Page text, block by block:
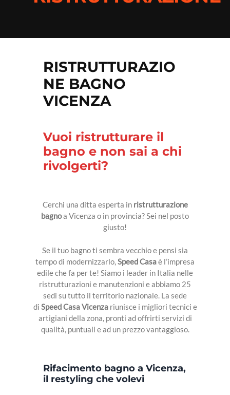
IDRAULICO
TRASLOCHI
REALIZZAZIONE MOBILI
PISCINE
ANTENNISTA
TENDE
PIETRE E MARMO
PROGETTAZIONE
SPAZZACAMINO
PULIZIE
FABBRO
ANTIGELO
RISTRUTTURAZIO
NE BAGNO
VICENZA
Vuoi ristrutturare il
bagno e non sai a chi
rivolgerti?
Cerchi una ditta esperta in ristrutturazione
bagnoa Vicenza o in provincia? Sei nel posto
giusto!
Se il tuo bagno ti sembra vecchio e pensi sia
tempo di modernizzarlo, Speed Casaè l’impresa
edile che fa per te! Siamo i leader in Italia nelle
ristrutturazioni e manutenzioni e abbiamo 25
sedi su tutto il territorio nazionale. La sede
di Speed Casa Vicenzariunisce i migliori tecnici e
artigiani della zona, pronti ad offrirti servizi di
qualità, puntuali e ad un prezzo vantaggioso.
Rifacimento bagno a Vicenza,
il restyling che volevi